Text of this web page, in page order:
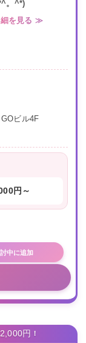
。^*)
を見る ≫
ビル4F
円～
中に追加
2,000円 ！